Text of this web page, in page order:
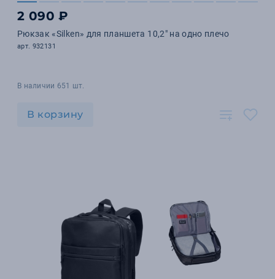
2 090 ₽
Рюкзак «Silken» для планшета 10,2" на одно плечо
арт. 932131
В наличии 651 шт.
В корзину